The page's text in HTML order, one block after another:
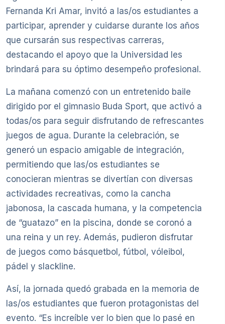
Fernanda Kri Amar, invitó a las/os estudiantes a
participar, aprender y cuidarse durante los años
que cursarán sus respectivas carreras,
destacando el apoyo que la Universidad les
brindará para su óptimo desempeño profesional.
La mañana comenzó con un entretenido baile
dirigido por el gimnasio Buda Sport, que activó a
todas/os para seguir disfrutando de refrescantes
juegos de agua. Durante la celebración, se
generó un espacio amigable de integración,
permitiendo que las/os estudiantes se
conocieran mientras se divertían con diversas
actividades recreativas, como la cancha
jabonosa, la cascada humana, y la competencia
de “guatazo” en la piscina, donde se coronó a
una reina y un rey. Además, pudieron disfrutar
de juegos como básquetbol, fútbol, vóleibol,
pádel y slackline.
Así, la jornada quedó grabada en la memoria de
las/os estudiantes que fueron protagonistas del
evento. “Es increíble ver lo bien que lo pasé en